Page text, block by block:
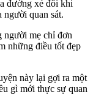
đường xẻ đôi khi
người quan sát.
người mẹ chỉ đơn
những điều tốt đẹp
này lại gợi ra một
gì mới thực sự quan